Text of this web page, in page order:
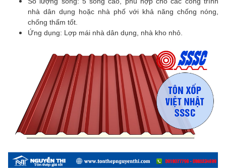
nhà dân dụng hoặc nhà phố với khả năng chống nóng,
chống thấm tốt.
Ứng dụng: Lợp mái nhà dân dụng, nhà kho nhỏ.